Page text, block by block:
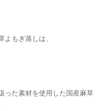
よもぎ蒸しは、
った素材を使用した国産麻草